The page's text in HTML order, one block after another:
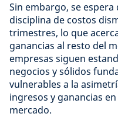
Sin embargo, se
disciplina de costos
trimestres, lo que
ganancias al resto del
empresas siguen
negocios y sólidos
vulnerables a la
ingresos y ganancias
mercado.